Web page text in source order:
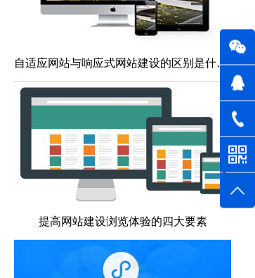
自适应网站与响应式网站建设的区别是什么？
提高网站建设浏览体验的四大要素